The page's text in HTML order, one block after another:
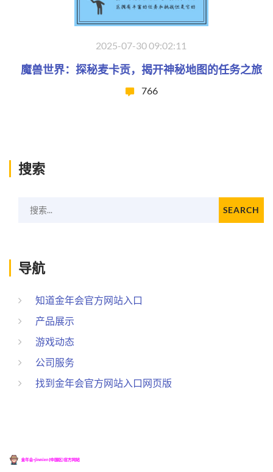
2025-07-30 09:02:11
魔兽世界：探秘麦卡贡，揭开神秘地图的任务之旅
766
搜索
搜索... SEARCH
导航
知道金年会官方网站入口
产品展示
游戏动态
公司服务
找到金年会官方网站入口网页版